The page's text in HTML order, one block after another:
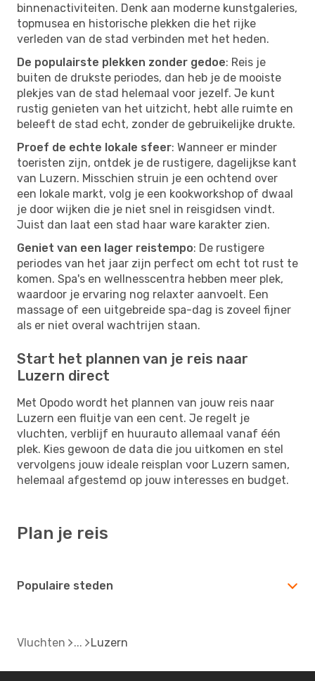
binnenactiviteiten. Denk aan moderne kunstgaleries,
topmusea en historische plekken die het rijke
verleden van de stad verbinden met het heden.
De populairste plekken zonder gedoe: Reis je
buiten de drukste periodes, dan heb je de mooiste
plekjes van de stad helemaal voor jezelf. Je kunt
rustig genieten van het uitzicht, hebt alle ruimte en
beleeft de stad echt, zonder de gebruikelijke drukte.
Proef de echte lokale sfeer: Wanneer er minder
toeristen zijn, ontdek je de rustigere, dagelijkse kant
van Luzern. Misschien struin je een ochtend over
een lokale markt, volg je een kookworkshop of dwaal
je door wijken die je niet snel in reisgidsen vindt.
Juist dan laat een stad haar ware karakter zien.
Geniet van een lager reistempo: De rustigere
periodes van het jaar zijn perfect om echt tot rust te
komen. Spa's en wellnesscentra hebben meer plek,
waardoor je ervaring nog relaxter aanvoelt. Een
massage of een uitgebreide spa-dag is zoveel fijner
als er niet overal wachtrijen staan.
Start het plannen van je reis naar
Luzern direct
Met Opodo wordt het plannen van jouw reis naar
Luzern een fluitje van een cent. Je regelt je
vluchten, verblijf en huurauto allemaal vanaf één
plek. Kies gewoon de data die jou uitkomen en stel
vervolgens jouw ideale reisplan voor Luzern samen,
helemaal afgestemd op jouw interesses en budget.
Plan je reis
Populaire steden
Vluchten Luzern